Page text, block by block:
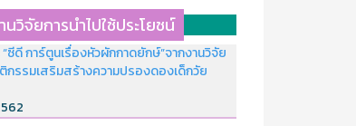
นวิจัยการนำไปใช้ประโยชน์
“ซีดี การ์ตูนเรื่องหัวผักกาดยักษ์”จากงานวิจัย
รรมเสริมสร้างความปรองดองเด็กวัย